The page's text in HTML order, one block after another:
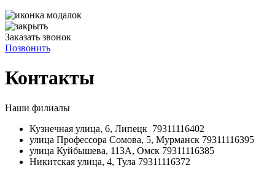
Заказать звонок
Позвонить
Контакты
Наши филиалы
Кузнечная улица, 6, Липецк 79311116402
улица Профессора Сомова, 5, Мурманск 79311116395
улица Куйбышева, 113А, Омск 79311116385
Никитская улица, 4, Тула 79311116372